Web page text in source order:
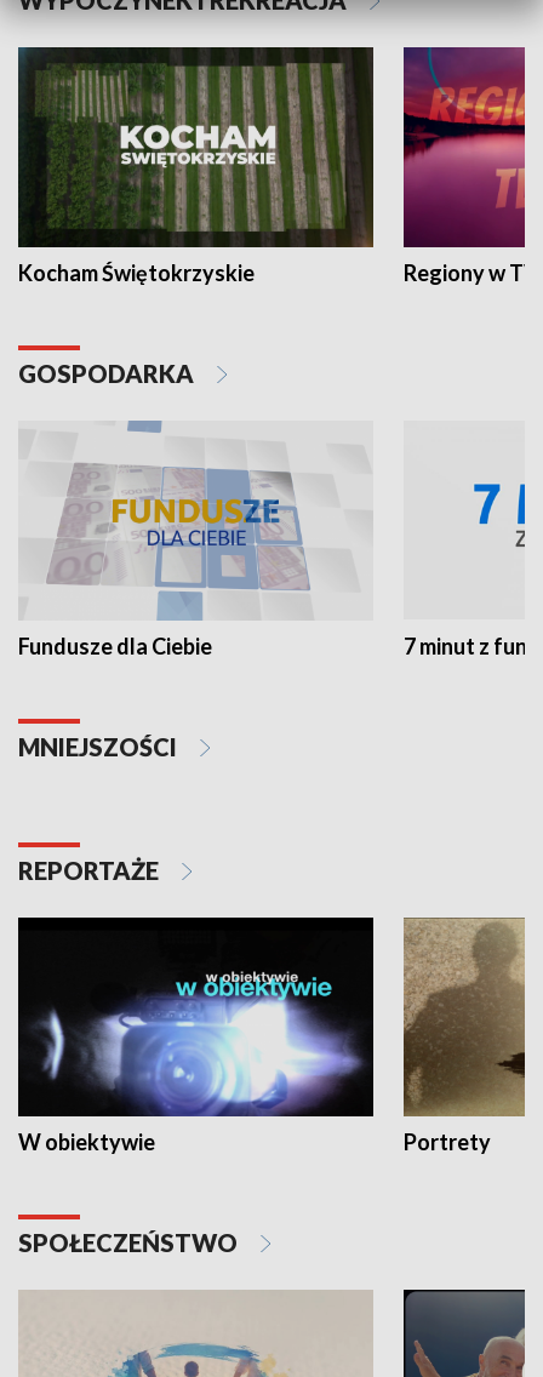
Kocham Świętokrzyskie Regiony w
GOSPODARKA
Fundusze dla Ciebie 7 minut z
MNIEJSZOŚCI
REPORTAŻE
W obiektywie Portrety
SPOŁECZEŃSTWO